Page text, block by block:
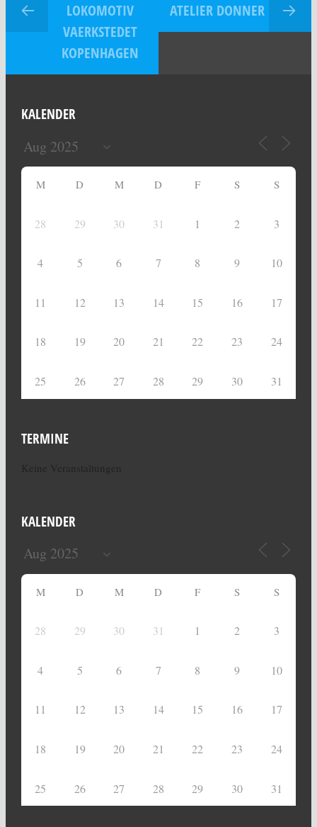
LOKOMOTIV
VAERKSTEDET
KOPENHAGEN
ATELIER DONNER
KALENDER
M D M D F S S
28 29 30 31 1 2 3
4 5 6 7 8 9 10
11 12 13 14 15 16 17
18 19 20 21 22 23 24
25 26 27 28 29 30 31
TERMINE
KALENDER
M D M D F S S
28 29 30 31 1 2 3
4 5 6 7 8 9 10
11 12 13 14 15 16 17
18 19 20 21 22 23 24
25 26 27 28 29 30 31